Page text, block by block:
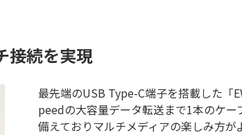
接続を実現
最先端のUSB Type-C端子を搭載した「
peedの大容量データ転送まで1本のケ
備えておりマルチメディアの楽しみ方が